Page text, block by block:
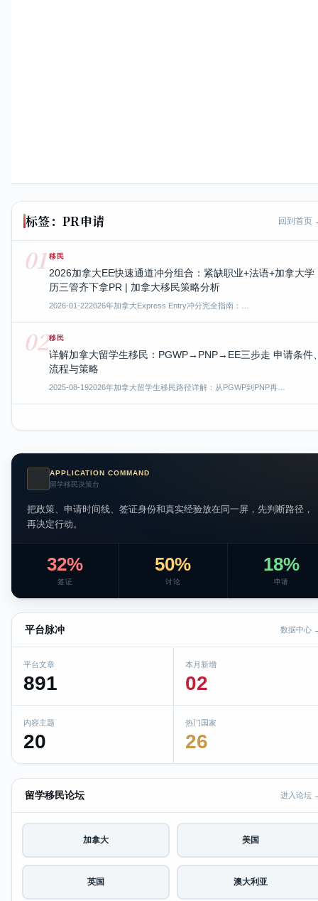
标签：PR申请 回到首页
01 移民
2026加拿大EE快速通道冲分组合：紧缺职业+法语+加拿大学
历三管齐下拿PR | 加拿大移民策略分析
2026-01-222026年加拿大Express Entry冲分完全指南：…
02移民
详解加拿大留学生移民：PGWP→PNP→EE三步走 申请条件
流程与策略
2025-08-192026年加拿大留学生移民路径详解：从PGWP到PNP再…
APPLICATION COMMAND
留学移民决策台
把政策、申请时间线、签证身份和真实经验放在同一屏，先判断路径，
再决定行动。
32%
签证
50%
讨论
18%
申请
平台脉冲 数据中心
平台文章
891
本月新增
02
内容主题
20
热门国家
26
留学移民论坛 进入论坛
加拿大 美国
英国 澳大利亚